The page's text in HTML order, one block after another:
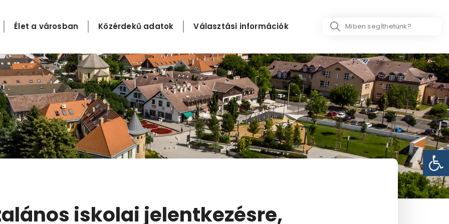
Élet a városban Közérdekű adatok Választási információk
Search
iskolai jelentkezésre,